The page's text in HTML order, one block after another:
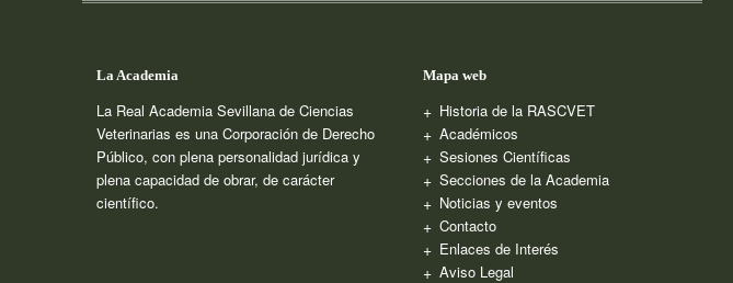
La Academia
La Real Academia Sevillana de Ciencias
Veterinarias es una Corporación de Derecho
Público, con plena personalidad jurídica y
plena capacidad de obrar, de carácter
científico.
Mapa web
Historia de la RASCVET
Académicos
Sesiones Científicas
Secciones de la Academia
Noticias y eventos
Contacto
Enlaces de Interés
Aviso Legal